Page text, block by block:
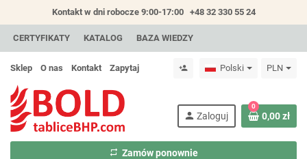
Kontakt w dni robocze 9:00-17:00 +48 32 330 55 24
CERTYFIKATY KATALOG BAZA WIEDZY
Sklep O nas Kontakt Zapytaj person_add Polski PLN
person Zaloguj
repeat Zamów ponownie
0
0,00 zł